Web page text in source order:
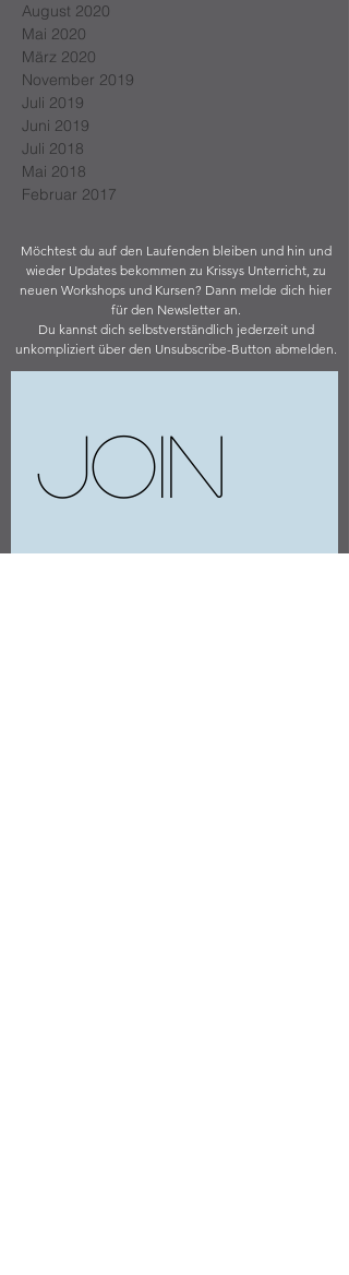
August 2020
Mai 2020
März 2020
November 2019
Juli 2019
Juni 2019
Juli 2018
Mai 2018
Februar 2017
Möchtest du auf den Laufenden bleiben und hin und
wieder Updates bekommen zu Krissys Unterricht, zu
neuen Workshops und Kursen? Dann melde dich hier
für den Newsletter an.
Du kannst dich selbstverständlich jederzeit und
unkompliziert über den Unsubscribe-Button abmelden.
Join